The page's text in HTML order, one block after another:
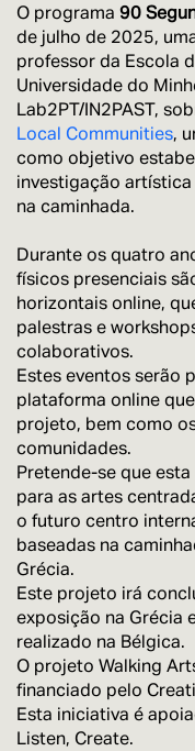
O programa 90
de julho de 2025,
professor da Escola
Universidade do
Lab2PT/IN2PAST,
Local Communities,
como objetivo
investigação
na caminhada.
Durante os quatro
físicos presenciais
horizontais online,
palestras e
colaborativos.
Estes eventos serão
plataforma online
projeto, bem como
comunidades.
Pretende-se que
para as artes
o futuro centro
baseadas na
Grécia.
Este projeto irá
exposição na Grécia
realizado na Bélgica.
O projeto Walking
financiado pelo
Esta iniciativa é
Listen, Create.